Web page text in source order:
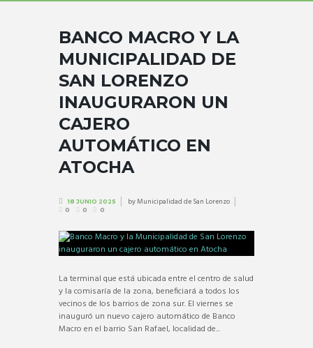
BANCO MACRO Y LA
MUNICIPALIDAD DE
SAN LORENZO
INAUGURARON UN
CAJERO
AUTOMÁTICO EN
ATOCHA
18 JUNIO 2025 byMunicipalidad de San Lorenzo
0 0 0
La terminal que está ubicada entre el centro de salud
y la comisaría de la zona, beneficiará a todos los
vecinos de los barrios de zona sur. El viernes se
inauguró un nuevo cajero automático de Banco
Macro en el barrio San Rafael, localidad de...